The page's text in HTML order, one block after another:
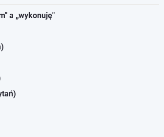
a „wykonuję"